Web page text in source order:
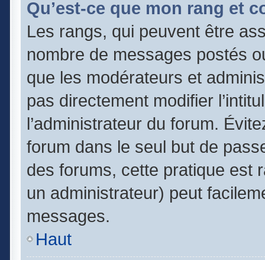
Qu’est-ce que mon rang et
Les rangs, qui peuvent être
nombre de messages postés
que les modérateurs et
pas directement modifier
l’administrateur du forum.
forum dans le seul but de
des forums, cette pratique est
un administrateur) peut
messages.
Haut